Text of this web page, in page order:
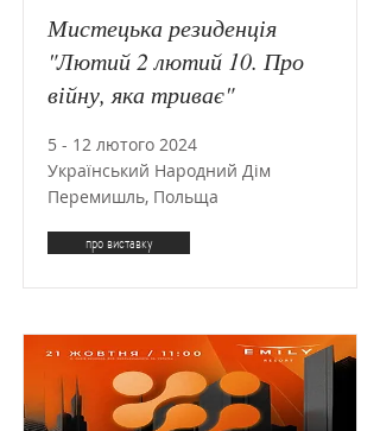
Мистецька резиденція
"Лютий 2 лютий 10. Про
війну, яка триває"
5 - 12 лютого 2024
Український Народний Дім
Перемишль, Польща
про виставку